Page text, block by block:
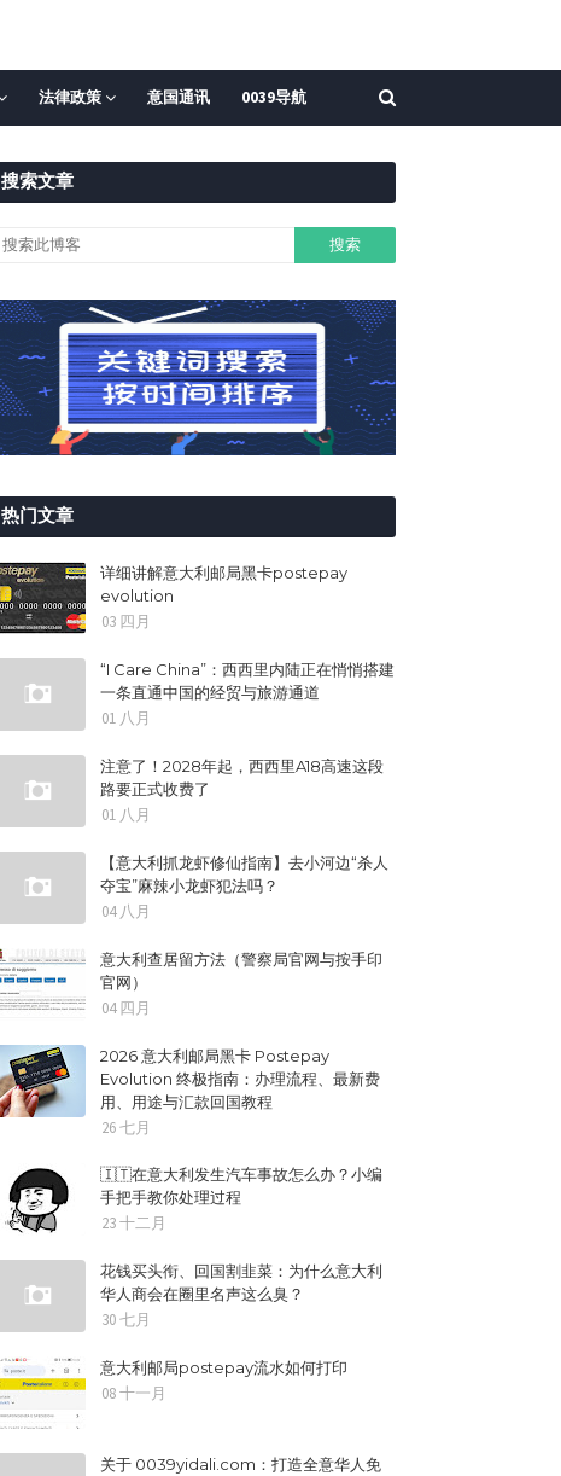
法律政策 意国通讯 0039导航
搜索文章
热门文章
详细讲解意大利邮局黑卡postepay
evolution
03 四月
“I Care China”：西西里内陆正在悄悄搭建
一条直通中国的经贸与旅游通道
01 八月
注意了！2028年起，西西里A18高速这段
路要正式收费了
01 八月
【意大利抓龙虾修仙指南】去小河边“杀人
夺宝”麻辣小龙虾犯法吗？
04 八月
意大利查居留方法（警察局官网与按手印
官网）
04 四月
2026 意大利邮局黑卡 Postepay
Evolution 终极指南：办理流程、最新费
用、用途与汇款回国教程
26 七月
🇮🇹在意大利发生汽车事故怎么办？小编
手把手教你处理过程
23 十二月
花钱买头衔、回国割韭菜：为什么意大利
华人商会在圈里名声这么臭？
30 七月
意大利邮局postepay流水如何打印
08 十一月
关于 0039yidali.com：打造全意华人免